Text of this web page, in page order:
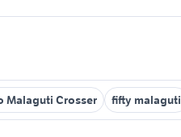
Malaguti Crosser fifty malaguti